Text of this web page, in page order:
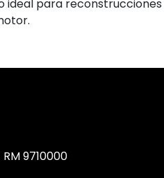
ideal para
9710000